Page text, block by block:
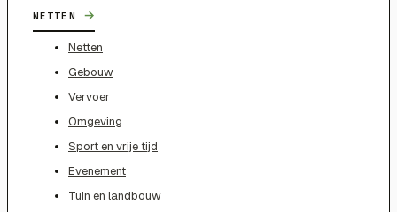
NETTEN →
Netten
Gebouw
Vervoer
Omgeving
Sport en vrije tijd
Evenement
Tuin en landbouw